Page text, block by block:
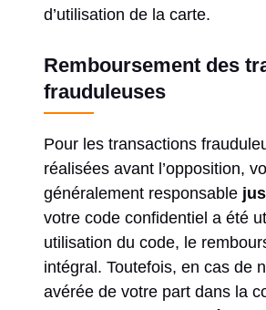
d’utilisation de la carte.
Remboursement des
frauduleuses
Pour les transactions
réalisées avant l’opposition,
généralement responsable
votre code confidentiel a été
utilisation du code, le
intégral. Toutefois, en cas de
avérée de votre part dans la